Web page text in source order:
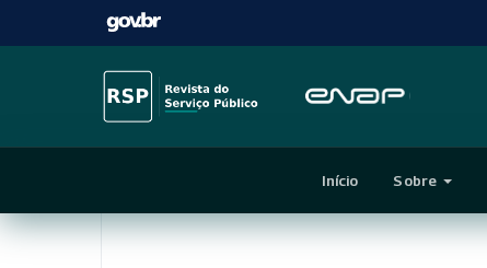
Início Sobre